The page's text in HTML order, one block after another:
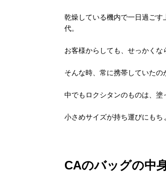
乾燥している機内で一日過ごす
代。
お客様からしても、 せっかくな
そんな時、常に携帯していたの
中でもロクシタンのものは、 塗
小さめサイズが持ち運びにもち
CAのバッグの中